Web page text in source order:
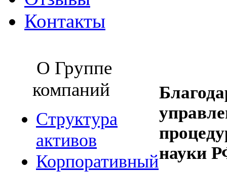
Контакты
О Группе
компаний
Структура
активов
Корпоративныйнауки